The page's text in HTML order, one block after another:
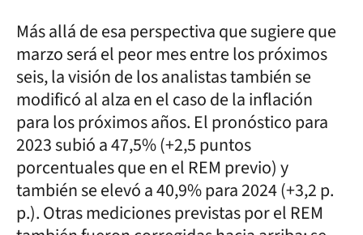
Más allá de esa perspectiva que sugiere que
marzo será el peor mes entre los próximos
seis, la visión de los analistas también se
modificó al alza en el caso de la inflación
para los próximos años. El pronóstico para
2023 subió a 47,5% (+2,5 puntos
porcentuales que en el REM previo) y
también se elevó a 40,9% para 2024 (+3,2 p.
p.). Otras mediciones previstas por el REM